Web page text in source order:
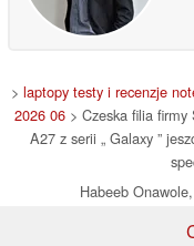
> laptopy testy i recenzje
2026 06 > Czeska filia
A27 z serii „ Galaxy ”
Habeeb